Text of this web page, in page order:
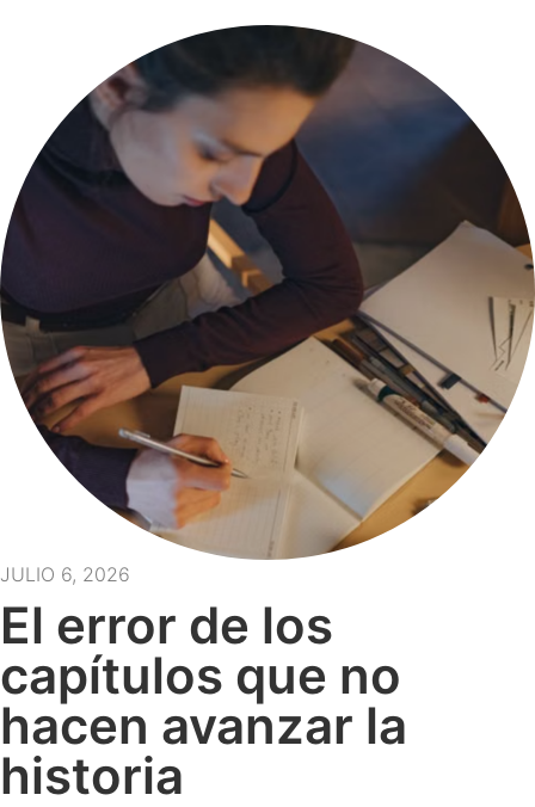
JULIO 6, 2026
El error de los
capítulos que no
hacen avanzar la
historia